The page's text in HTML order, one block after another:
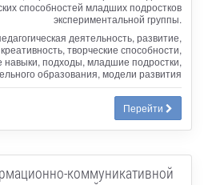
способностей младших подростков
экспериментальной группы.
деятельность, развитие,
креативность, творческие способности,
навыки, подходы, младшие подростки,
образования, модели развития
Перейти
коммуникативной